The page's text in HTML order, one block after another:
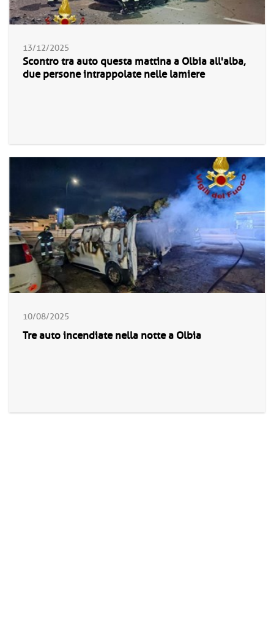
13/12/2025
Scontro tra auto questa mattina a Olbia all'alba,
due persone intrappolate nelle lamiere
10/08/2025
Tre auto incendiate nella notte a Olbia